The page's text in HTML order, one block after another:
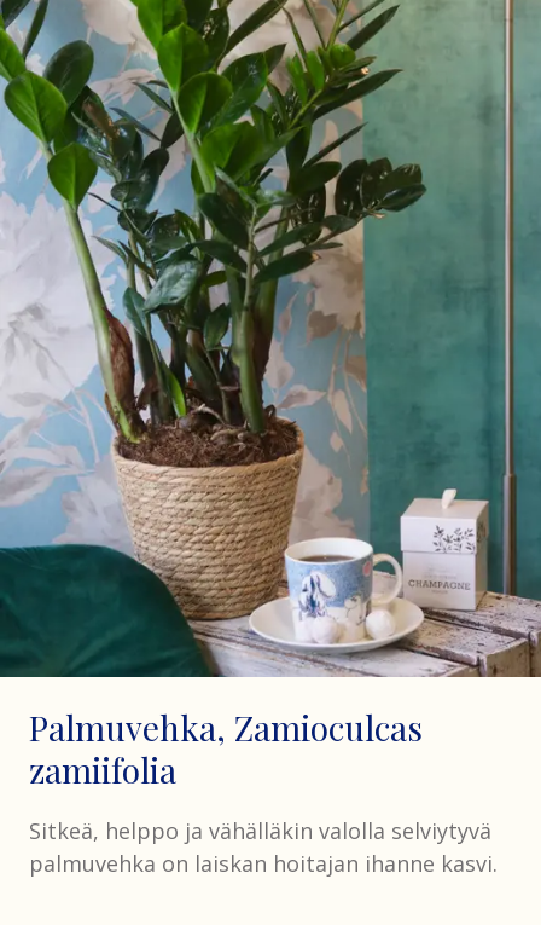
Palmuvehka, Zamioculcas
zamiifolia
Sitkeä, helppo ja vähälläkin valolla selviytyvä
palmuvehka on laiskan hoitajan ihanne kasvi.